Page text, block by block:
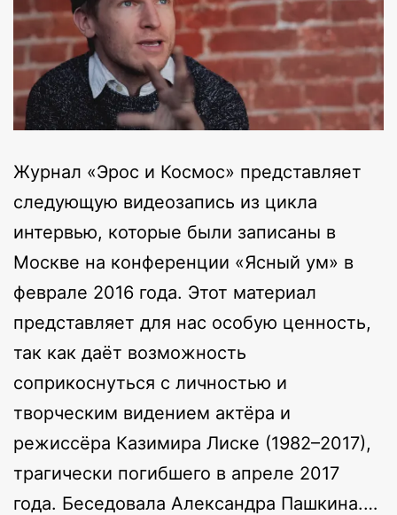
Журнал «Эрос и Космос» представляет
следующую видеозапись из цикла
интервью, которые были записаны в
Москве на конференции «Ясный ум» в
феврале 2016 года. Этот материал
представляет для нас особую ценность,
так как даёт возможность
соприкоснуться с личностью и
творческим видением актёра и
режиссёра Казимира Лиске (1982–2017),
трагически погибшего в апреле 2017
года. Беседовала Александра Пашкина.…